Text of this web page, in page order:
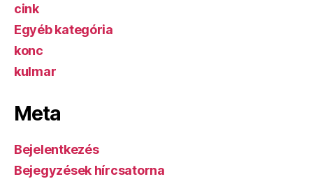
cink
Egyéb kategória
konc
kulmar
Meta
Bejelentkezés
Bejegyzések hírcsatorna